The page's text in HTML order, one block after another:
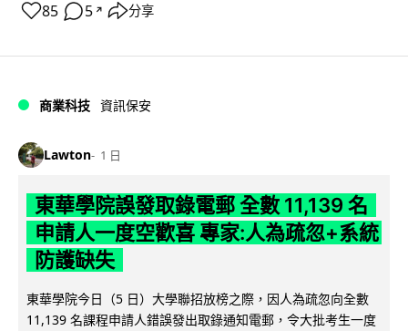
85 5 ↗ 分享
商業科技 資訊保安
Lawton 1 日
東華學院誤發取錄電郵 全數 11,139 名
申請人一度空歡喜 專家:人為疏忽+系統
防護缺失
東華學院今日（5 日）大學聯招放榜之際，因人為疏忽向全數
11,139 名課程申請人錯誤發出取錄通知電郵，令大批考生一度